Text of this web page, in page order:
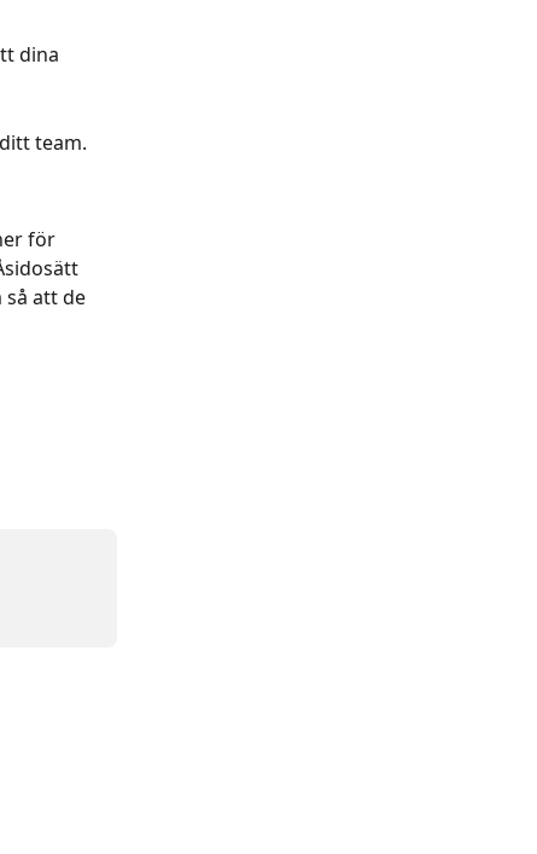
dina
team.
för
att de